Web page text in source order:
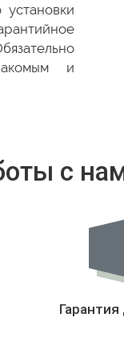
и
с